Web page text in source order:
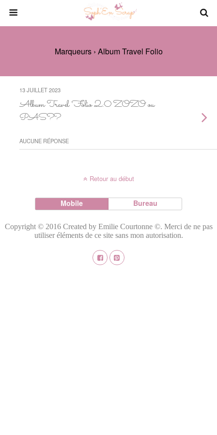
Marqueurs › Album Travel Folio
13 JUILLET 2023
Album Travel Folio 2:0 ZOZO ou
PAS??
AUCUNE RÉPONSE
Retour au début
Mobile Bureau
Copyright © 2016 Created by Emilie Courtonne ©. Merci de ne pas
utiliser éléments de ce site sans mon autorisation.